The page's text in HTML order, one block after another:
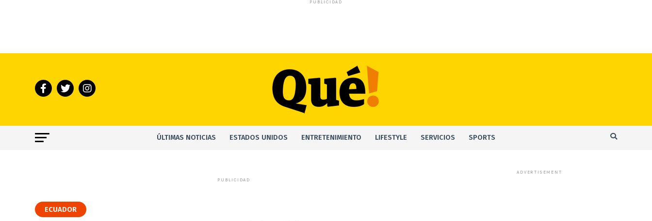
PUBLICIDAD
ÚLTIMAS NOTICIAS ESTADOS UNIDOS ENTRETENIMIENTO LIFESTYLE SERVICIOS SPORTS
PUBLICIDAD
ECUADOR
ADVERTISEMENT